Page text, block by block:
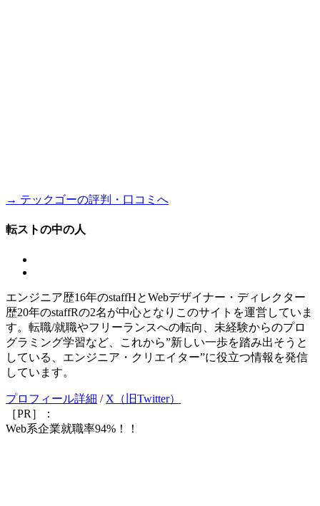
→ テックゴーの評判・口コミへ
転ストの中の人
エンジニア歴16年のstaffHとWebデザイナー・ディレクター
歴20年のstaffRの2名が中心となりこのサイトを運営していま
す。転職/就職やフリーランスへの転向、未経験からのプロ
グラミング学習など、これから”新しい一歩を踏み出そうと
している、エンジニア・クリエイター”に役立つ情報を発信
しています。
プロフィール詳細 / X（旧Twitter）
［PR］：
Web系企業就職率94%！！